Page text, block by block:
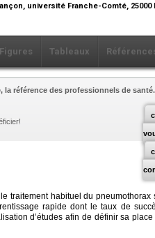
université Franche-Comté,
Figures Tableaux
la référence des professionnels de santé.
traitement habituel du pneumothorax
rapide dont le taux de
d’études afin de définir sa